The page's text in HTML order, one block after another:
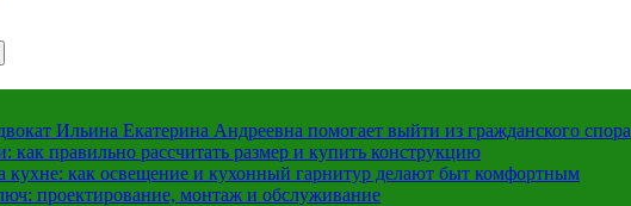
Ильина Екатерина Андреевна помогает выйти из гражданского спора
как правильно рассчитать размер и купить конструкцию
кухне: как освещение и кухонный гарнитур делают быт комфортным
проектирование, монтаж и обслуживание